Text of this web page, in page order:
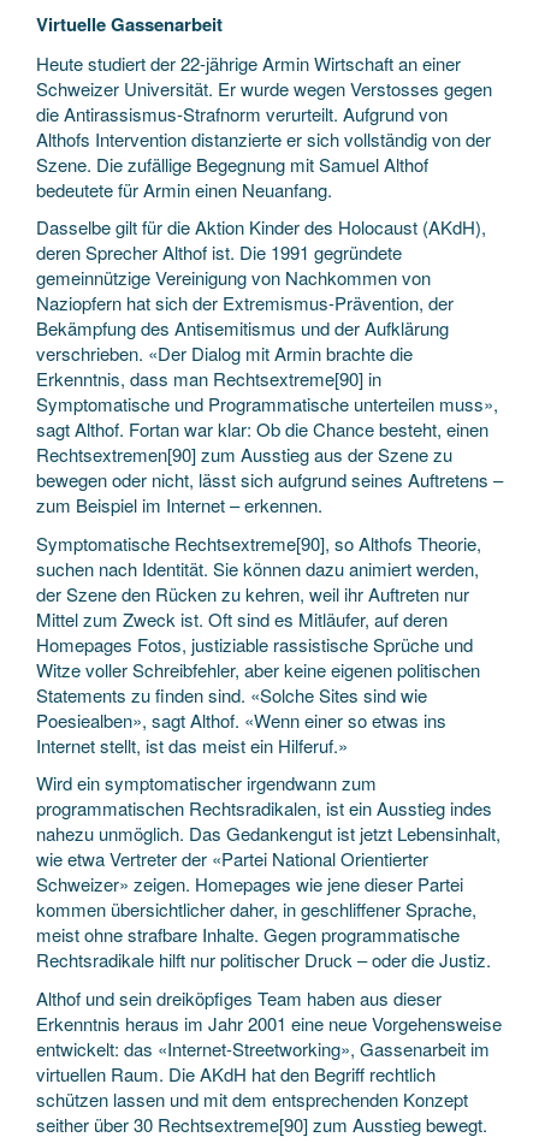
Virtuelle Gassenarbeit
Heute studiert der 22-jährige Armin Wirtschaft an einer
Schweizer Universität. Er wurde wegen Verstosses gegen
die Antirassismus-Strafnorm verurteilt. Aufgrund von
Althofs Intervention distanzierte er sich vollständig von der
Szene. Die zufällige Begegnung mit Samuel Althof
bedeutete für Armin einen Neuanfang.
Dasselbe gilt für die Aktion Kinder des Holocaust (AKdH),
deren Sprecher Althof ist. Die 1991 gegründete
gemeinnützige Vereinigung von Nachkommen von
Naziopfern hat sich der Extremismus-Prävention, der
Bekämpfung des Antisemitismus und der Aufklärung
verschrieben. «Der Dialog mit Armin brachte die
Erkenntnis, dass man Rechtsextreme[90] in
Symptomatische und Programmatische unterteilen muss»,
sagt Althof. Fortan war klar: Ob die Chance besteht, einen
Rechtsextremen[90] zum Ausstieg aus der Szene zu
bewegen oder nicht, lässt sich aufgrund seines Auftretens –
zum Beispiel im Internet – erkennen.
Symptomatische Rechtsextreme[90], so Althofs Theorie,
suchen nach Identität. Sie können dazu animiert werden,
der Szene den Rücken zu kehren, weil ihr Auftreten nur
Mittel zum Zweck ist. Oft sind es Mitläufer, auf deren
Homepages Fotos, justiziable rassistische Sprüche und
Witze voller Schreibfehler, aber keine eigenen politischen
Statements zu finden sind. «Solche Sites sind wie
Poesiealben», sagt Althof. «Wenn einer so etwas ins
Internet stellt, ist das meist ein Hilferuf.»
Wird ein symptomatischer irgendwann zum
programmatischen Rechtsradikalen, ist ein Ausstieg indes
nahezu unmöglich. Das Gedankengut ist jetzt Lebensinhalt,
wie etwa Vertreter der «Partei National Orientierter
Schweizer» zeigen. Homepages wie jene dieser Partei
kommen übersichtlicher daher, in geschliffener Sprache,
meist ohne strafbare Inhalte. Gegen programmatische
Rechtsradikale hilft nur politischer Druck – oder die Justiz.
Althof und sein dreiköpfiges Team haben aus dieser
Erkenntnis heraus im Jahr 2001 eine neue Vorgehensweise
entwickelt: das «Internet-Streetworking», Gassenarbeit im
virtuellen Raum. Die AKdH hat den Begriff rechtlich
schützen lassen und mit dem entsprechenden Konzept
seither über 30 Rechtsextreme[90] zum Ausstieg bewegt.